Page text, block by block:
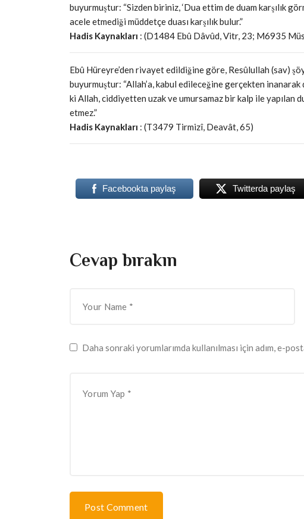
buyurmuştur: “Sizden biriniz, ‘Dua ettim de duam karşılık
acele etmediği müddetçe duası karşılık bulur.”
Hadis Kaynakları : (D1484 Ebû Dâvûd, Vitr, 23; M6935
Ebû Hüreyre’den rivayet edildiğine göre, Resûlullah (sav)
buyurmuştur: “Allah’a, kabul edileceğine gerçekten inanarak
ki Allah, ciddiyetten uzak ve umursamaz bir kalp ile yapılan
etmez.”
Hadis Kaynakları : (T3479 Tirmizî, Deavât, 65)
Facebookta paylaş Twitterda paylaş
Cevap bırakın
Daha sonraki yorumlarımda kullanılması için adım, e-
Post Comment